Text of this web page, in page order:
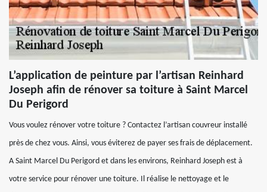
L’application de peinture par l’artisan Reinhard
Joseph afin de rénover sa toiture à Saint Marcel
Du Perigord
Vous voulez rénover votre toiture ? Contactez l’artisan couvreur installé
près de chez vous. Ainsi, vous éviterez de payer ses frais de déplacement.
A Saint Marcel Du Perigord et dans les environs, Reinhard Joseph est à
votre service pour rénover une toiture. Il réalise le nettoyage et le